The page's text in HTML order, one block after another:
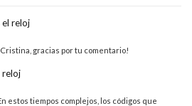
el reloj
gracias por tu comentario!
reloj
estos tiempos complejos, los códigos que